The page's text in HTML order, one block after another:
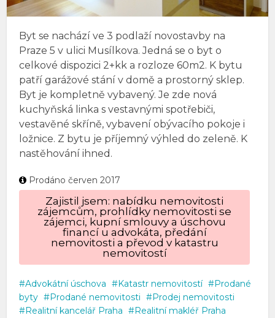
Byt se nachází ve 3 podlaží novostavby na
Praze 5 v ulici Musílkova. Jedná se o byt o
celkové dispozici 2+kk a rozloze 60m2. K bytu
patří garážové stání v domě a prostorný sklep.
Byt je kompletně vybavený. Je zde nová
kuchyňská linka s vestavnými spotřebiči,
vestavěné skříně, vybavení obývacího pokoje i
ložnice. Z bytu je příjemný výhled do zeleně. K
nastěhování ihned.
Prodáno červen 2017
Zajistil jsem: nabídku nemovitosti
zájemcům, prohlídky nemovitosti se
zájemci, kupní smlouvy a úschovu
financí u advokáta, předání
nemovitosti a převod v katastru
nemovitostí
Advokátní úschova Katastr nemovitostí
Prodané
byty
Prodané nemovitosti
Prodej nemovitosti
Realitní kancelář Praha
Realitní makléř Praha